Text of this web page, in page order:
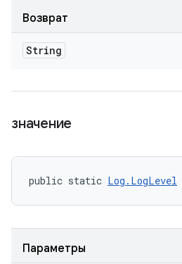
Возврат
String
значение
public static Log.LogLevel
Параметры